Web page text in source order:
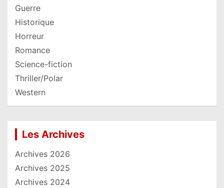
Guerre
Historique
Horreur
Romance
Science-fiction
Thriller/Polar
Western
Les Archives
Archives 2026
Archives 2025
Archives 2024